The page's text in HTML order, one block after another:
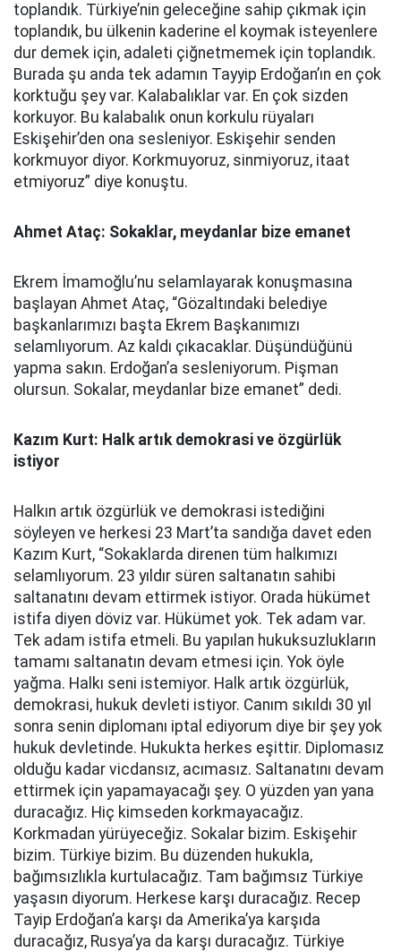
toplandık. Türkiye’nin geleceğine sahip çıkmak için
toplandık, bu ülkenin kaderine el koymak isteyenlere
dur demek için, adaleti çiğnetmemek için toplandık.
Burada şu anda tek adamın Tayyip Erdoğan’ın en çok
korktuğu şey var. Kalabalıklar var. En çok sizden
korkuyor. Bu kalabalık onun korkulu rüyaları
Eskişehir’den ona sesleniyor. Eskişehir senden
korkmuyor diyor. Korkmuyoruz, sinmiyoruz, itaat
etmiyoruz” diye konuştu.
Ahmet Ataç: Sokaklar, meydanlar bize emanet
Ekrem İmamoğlu’nu selamlayarak konuşmasına
başlayan Ahmet Ataç, “Gözaltındaki belediye
başkanlarımızı başta Ekrem Başkanımızı
selamlıyorum. Az kaldı çıkacaklar. Düşündüğünü
yapma sakın. Erdoğan’a sesleniyorum. Pişman
olursun. Sokalar, meydanlar bize emanet” dedi.
Kazım Kurt: Halk artık demokrasi ve özgürlük
istiyor
Halkın artık özgürlük ve demokrasi istediğini
söyleyen ve herkesi 23 Mart’ta sandığa davet eden
Kazım Kurt, “Sokaklarda direnen tüm halkımızı
selamlıyorum. 23 yıldır süren saltanatın sahibi
saltanatını devam ettirmek istiyor. Orada hükümet
istifa diyen döviz var. Hükümet yok. Tek adam var.
Tek adam istifa etmeli. Bu yapılan hukuksuzlukların
tamamı saltanatın devam etmesi için. Yok öyle
yağma. Halkı seni istemiyor. Halk artık özgürlük,
demokrasi, hukuk devleti istiyor. Canım sıkıldı 30 yıl
sonra senin diplomanı iptal ediyorum diye bir şey yok
hukuk devletinde. Hukukta herkes eşittir. Diplomasız
olduğu kadar vicdansız, acımasız. Saltanatını devam
ettirmek için yapamayacağı şey. O yüzden yan yana
duracağız. Hiç kimseden korkmayacağız.
Korkmadan yürüyeceğiz. Sokalar bizim. Eskişehir
bizim. Türkiye bizim. Bu düzenden hukukla,
bağımsızlıkla kurtulacağız. Tam bağımsız Türkiye
yaşasın diyorum. Herkese karşı duracağız. Recep
Tayip Erdoğan’a karşı da Amerika’ya karşıda
duracağız, Rusya’ya da karşı duracağız. Türkiye